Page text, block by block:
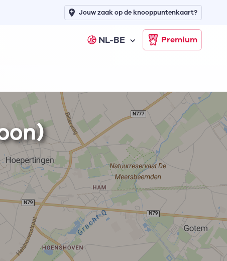
NL-BE Premium
Jouw zaak op de knooppuntenkaart?